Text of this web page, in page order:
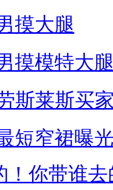
摸大腿
摸模特大
斯莱斯买
短窄裙曝
！你带谁